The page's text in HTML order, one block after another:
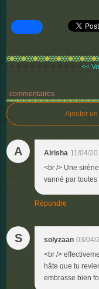
<<
commentaires
Ajouter
A Alrisha 11/04/
<br /> Une
vanné par toutes
Répondre
S solyzaan 03/04/
<br />
hâte que tu
embrasse bien